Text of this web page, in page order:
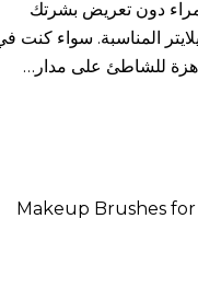
دون تعريض بشرتك
المناسبة. سواء كنت
للشاطئ على مدار…